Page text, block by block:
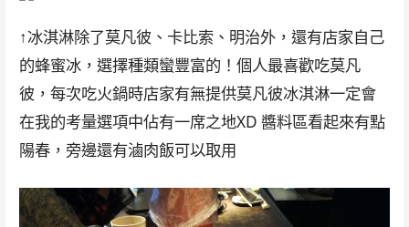
↑冰淇淋除了莫凡彼、卡比索、明治外，還有店家自己
的蜂蜜冰，選擇種類蠻豐富的！個人最喜歡吃莫凡
彼，每次吃火鍋時店家有無提供莫凡彼冰淇淋一定會
在我的考量選項中佔有一席之地XD 醬料區看起來有點
陽春，旁邊還有滷肉飯可以取用